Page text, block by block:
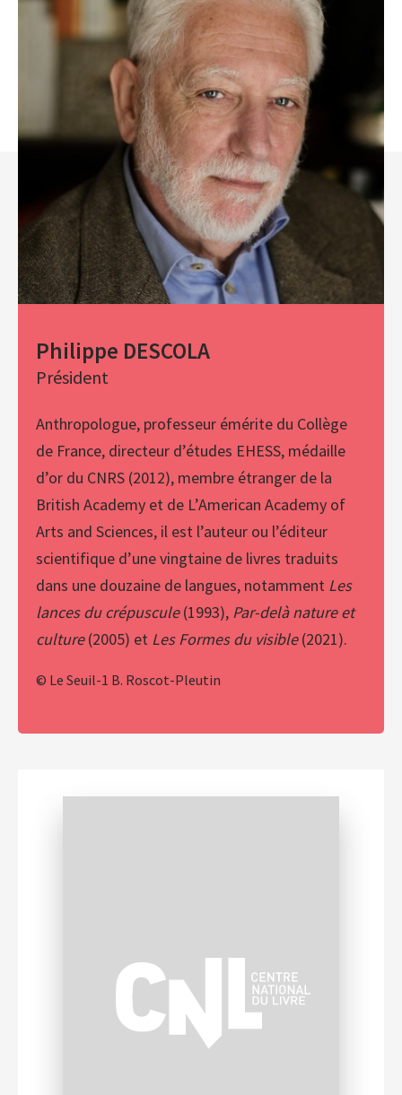
Philippe DESCOLA
Président
Anthropologue, professeur émérite du Collège
de France, directeur d’études EHESS, médaille
d’or du CNRS (2012), membre étranger de la
British Academy et de L’American Academy of
Arts and Sciences, il est l’auteur ou l’éditeur
scientifique d’une vingtaine de livres traduits
dans une douzaine de langues, notamment Les
lances du crépuscule(1993), Par-delà nature et
culture(2005) et Les Formes du visible(2021).
© Le Seuil-1 B. Roscot-Pleutin